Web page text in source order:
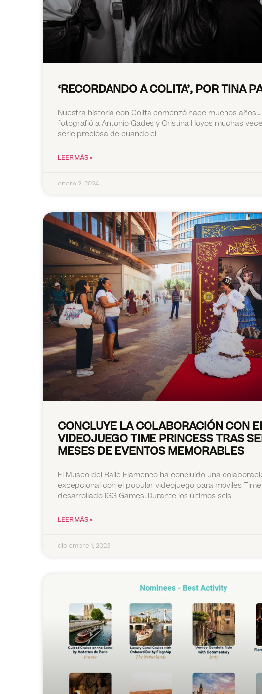
‘RECORDANDO A COLITA’, POR TINA
Nuestra historia con Colita comenzó hace muchos
fotografió a Antonio Gades y Cristina Hoyos muchas
serie preciosa de cuando el
LEER MÁS »
enero 2, 2024
CONCLUYE LA COLABORACIÓN CON
VIDEOJUEGO TIME PRINCESS TRAS
MESES DE EVENTOS MEMORABLES
El Museo del Baile Flamenco ha concluido una
excepcional con el popular videojuego para móviles
desarrollado IGG Games. Durante los últimos seis
LEER MÁS »
diciembre 1, 2023